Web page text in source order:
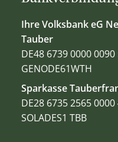
Ihre Volksbank eG
Tauber
DE48 6739 0000 0090
GENODE61WTH
Sparkasse
DE28 6735 2565 0000
SOLADES1 TBB